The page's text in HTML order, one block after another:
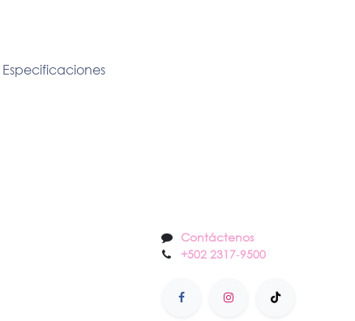
Especificaciones
Contáctenos
+502 2317-9500